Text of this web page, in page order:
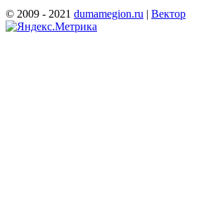
© 2009 - 2021 dumamegion.ru | Вектор